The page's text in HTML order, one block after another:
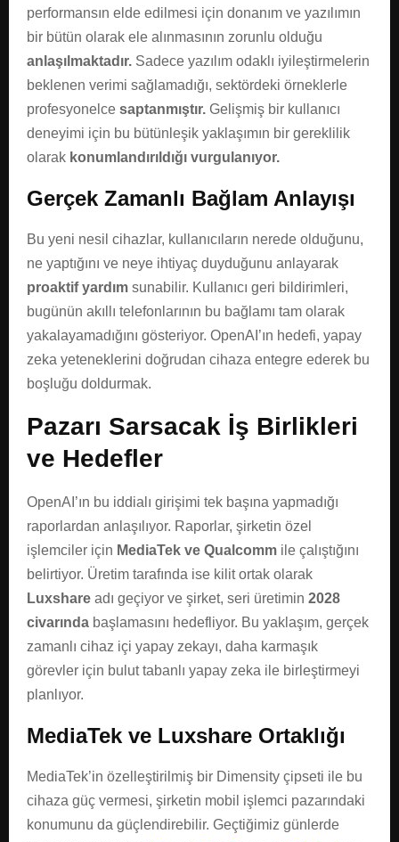
performansın elde edilmesi için donanım ve yazılımın
bir bütün olarak ele alınmasının zorunlu olduğu
anlaşılmaktadır. Sadece yazılım odaklı iyileştirmelerin
beklenen verimi sağlamadığı, sektördeki örneklerle
profesyonelce saptanmıştır. Gelişmiş bir kullanıcı
deneyimi için bu bütünleşik yaklaşımın bir gereklilik
olarak konumlandırıldığı vurgulanıyor.
Gerçek Zamanlı Bağlam Anlayışı
Bu yeni nesil cihazlar, kullanıcıların nerede olduğunu,
ne yaptığını ve neye ihtiyaç duyduğunu anlayarak
proaktif yardım sunabilir. Kullanıcı geri bildirimleri,
bugünün akıllı telefonlarının bu bağlamı tam olarak
yakalayamadığını gösteriyor. OpenAI’ın hedefi, yapay
zeka yeteneklerini doğrudan cihaza entegre ederek bu
boşluğu doldurmak.
Pazarı Sarsacak İş Birlikleri
ve Hedefler
OpenAI’ın bu iddialı girişimi tek başına yapmadığı
raporlardan anlaşılıyor. Raporlar, şirketin özel
işlemciler için MediaTek ve Qualcomm ile çalıştığını
belirtiyor. Üretim tarafında ise kilit ortak olarak
Luxshare adı geçiyor ve şirket, seri üretimin 2028
civarında başlamasını hedefliyor. Bu yaklaşım, gerçek
zamanlı cihaz içi yapay zekayı, daha karmaşık
görevler için bulut tabanlı yapay zeka ile birleştirmeyi
planlıyor.
MediaTek ve Luxshare Ortaklığı
MediaTek’in özelleştirilmiş bir Dimensity çipseti ile bu
cihaza güç vermesi, şirketin mobil işlemci pazarındaki
konumunu da güçlendirebilir. Geçtiğimiz günlerde